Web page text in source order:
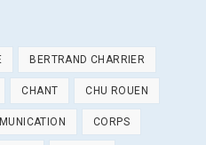
BERTRAND CHARRIER
CHANT CHU ROUEN
CORPS